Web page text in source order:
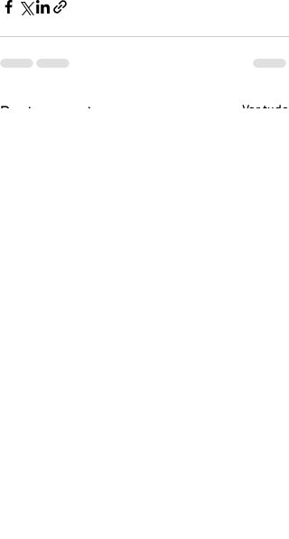
Posts recentes Ver tudo